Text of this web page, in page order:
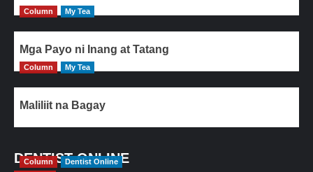
Column My Tea
Mga Payo ni Inang at Tatang
Column My Tea
Maliliit na Bagay
DENTIST ONLINE
Column Dentist Online